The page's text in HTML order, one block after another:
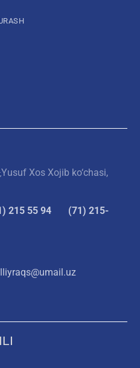
Yusuf Xos Xojib ko‘chasi,
215 55 94
(71) 215-